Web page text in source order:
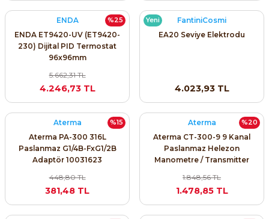
%25
ENDA
ENDA ET9420-UV (ET9420-
230) Dijital PID Termostat
96x96mm
5.662,31 TL
4.246,73 TL
Yeni
FantiniCosmi
EA20 Seviye Elektrodu
4.023,93 TL
%15
Aterma
Aterma PA-300 316L
Paslanmaz G1/4B-FxG1/2B
Adaptör 10031623
448,80 TL
381,48 TL
%20
Aterma
Aterma CT-300-9 9 Kanal
Paslanmaz Helezon
Manometre / Transmitter
1.848,56 TL
1.478,85 TL